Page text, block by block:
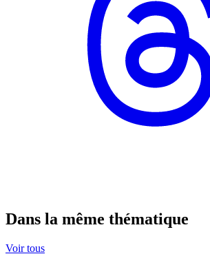
Dans la même thématique
Voir tous